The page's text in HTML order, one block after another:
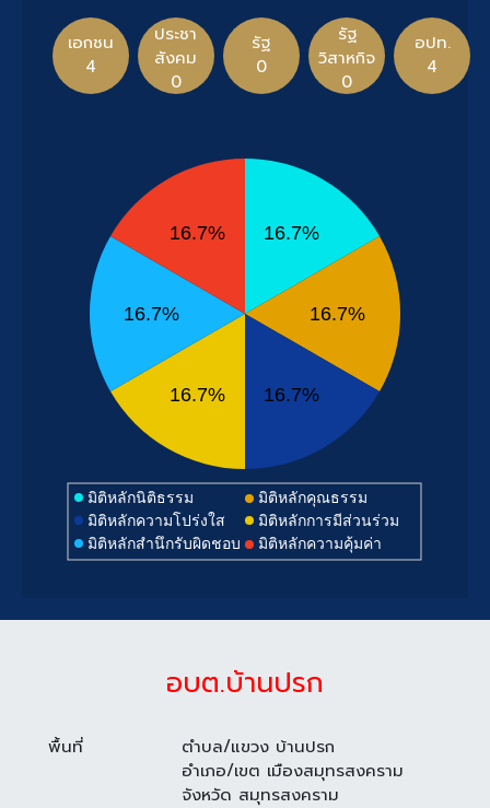
เอกชน
4
ประชา
สังคม
0
รัฐ
0
รัฐ
วิสาหกิจ
0
อปท.
4
มิติหลักนิติธรรม มิติหลักคุณธรรม
มิติหลักความโปร่งใส
มิติหลักการมีส่วนร่วม
มิติหลักสำนึกรับผิดชอบ
มิติหลักความคุ้มค่า
16.7%
16.7%
16.7%
16.7%
16.7%
16.7%
อบต.บ้านปรก
พื้นที่
ตำบล/แขวง บ้านปรก
อำเภอ/เขต เมืองสมุทรสงคราม
จังหวัด สมุทรสงคราม